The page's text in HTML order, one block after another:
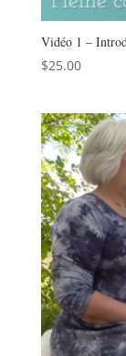
Vidéo 1 –
$25.00